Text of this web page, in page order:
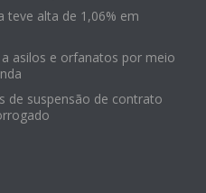
teve alta de 1,06% em
asilos e orfanatos por meio
de suspensão de contrato